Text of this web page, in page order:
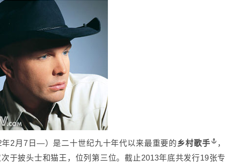
年2月7日—）是二十世纪九十年代以来最重要的乡村歌手
，
于披头士和猫王，位列第三位。截止2013年底共发行19张专